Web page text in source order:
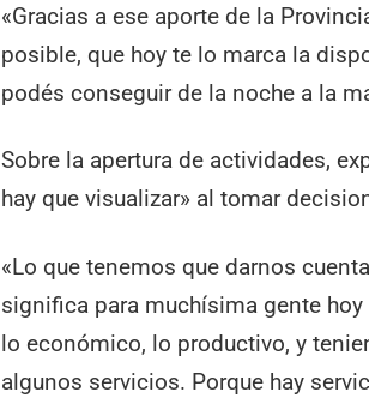
«Gracias a ese aporte de la
posible, que hoy te lo marca la
podés conseguir de la noche a la
Sobre la apertura de actividades,
hay que visualizar» al tomar
«Lo que tenemos que darnos
significa para muchísima gente
lo económico, lo productivo, y
algunos servicios. Porque hay